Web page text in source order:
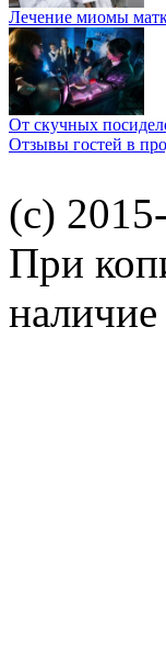
Лечение миомы
От скучных
Отзывы гостей в
(c)
При